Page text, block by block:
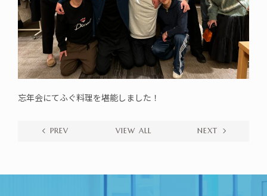
忘年会にてふぐ料理を堪能しました！
PREV VIEW ALL NEXT